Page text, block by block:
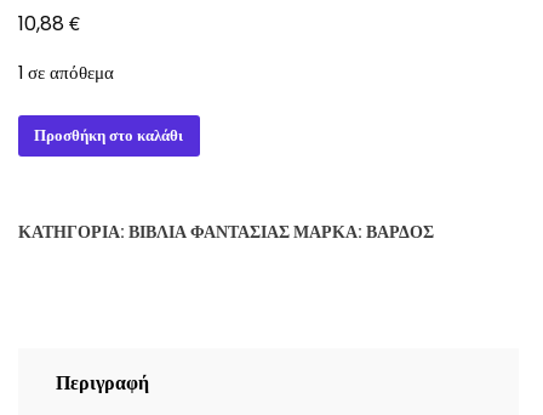
10,88€
1 σε απόθεμα
ISAAC
ASIMOV'S
ποσότητα
Προσθήκη στο καλάθι
ΚΑΤΗΓΟΡΊΑ: ΒΙΒΛΊΑ ΦΑΝΤΑΣΊΑΣΜΆΡΚΑ: ΒΆΡΔΟΣ
Περιγραφή